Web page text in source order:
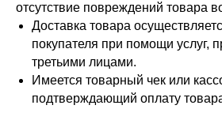
отсутствие повреждений товара
Доставка товара
покупателя при помощи услуг,
третьими лицами.
Имеется товарный чек или
подтверждающий оплату